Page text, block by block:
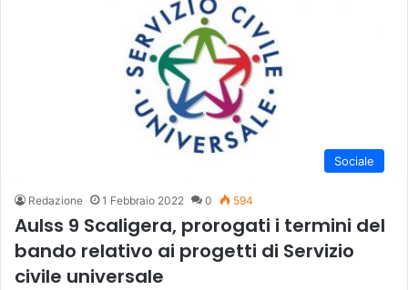
Sociale
Redazione 1 Febbraio 2022 0 594
Aulss 9 Scaligera, prorogati i termini del
bando relativo ai progetti di Servizio
civile universale